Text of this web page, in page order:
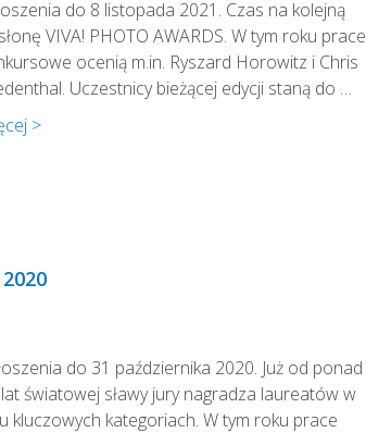
do 8 listopada 2021. Czas na kolejną
VIVA! PHOTO AWARDS. W tym roku prace
ocenią m.in. Ryszard Horowitz i Chris
Uczestnicy bieżącej edycji staną do …
>
do 31 października 2020. Już od ponad
światowej sławy jury nagradza laureatów w
kluczowych kategoriach. W tym roku prace